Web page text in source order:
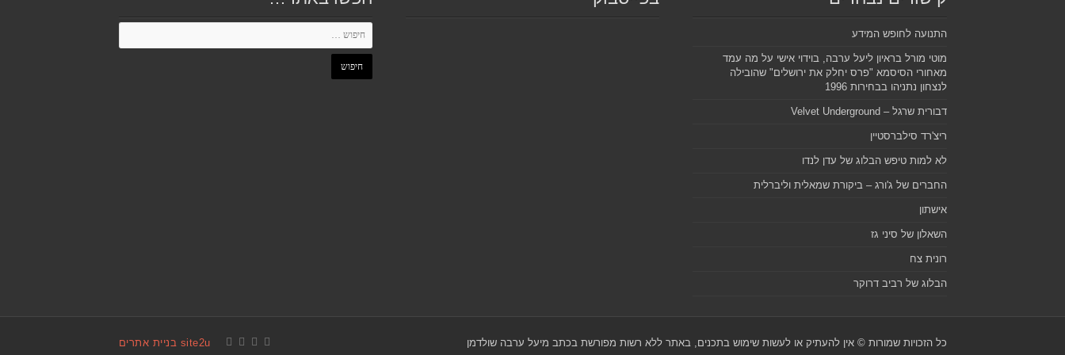
התנועה לחופש המידע
מוטי מורל בראיון ליעל ערבה, בוידוי אישי על מה עמד
מאחורי הסיסמא "פרס יחלק את ירושלים" שהובילה
לנצחון נתניהו בבחירות 1996
דבורית שרגל – Velvet Underground
ריצ'רד סילברסטיין
לא למות טיפש הבלוג של עדן לנדו
החברים של ג'ורג – ביקורת שמאלית וליברלית
אישתון
השאלון של סיני גז
רונית צח
הבלוג של רביב דרוקר
site2u בניית אתרים כל הזכויות שמורות © אין להעתיק או לעשות שימוש בתכנים, באתר ללא רשות מפורשת בכתב מיעל ערבה שולדמן